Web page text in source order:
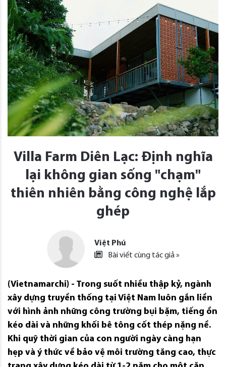
Villa Farm Diên Lạc: Định nghĩa
lại không gian sống "chạm"
thiên nhiên bằng công nghệ lắp
ghép
Việt Phú
Bài viết cùng tác giả »
(Vietnamarchi) - Trong suốt nhiều thập kỷ, ngành
xây dựng truyền thống tại Việt Nam luôn gắn liền
với hình ảnh những công trường bụi bặm, tiếng ồn
kéo dài và những khối bê tông cốt thép nặng nề.
Khi quỹ thời gian của con người ngày càng hạn
hẹp và ý thức về bảo vệ môi trường tăng cao, thực